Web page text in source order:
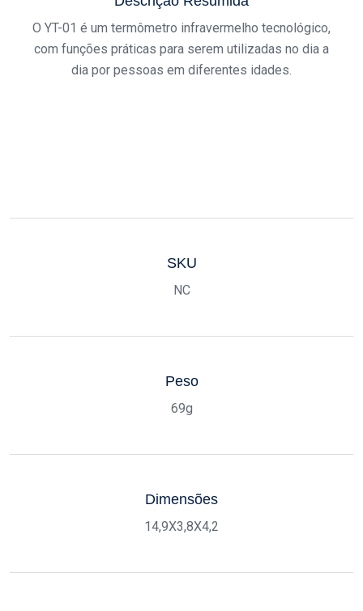
O YT-01 é um termômetro infravermelho tecnológico,
com funções práticas para serem utilizadas no dia a
dia por pessoas em diferentes idades.
SKU
NC
Peso
69g
Dimensões
14,9X3,8X4,2